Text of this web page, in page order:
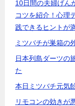
10日間の夫婦げん
コツを紹介！心理
践できるヒントが
ミツバチが巣箱の
日本列島ダーツの
た
本日ミツバチ元気
リモコンの効きが